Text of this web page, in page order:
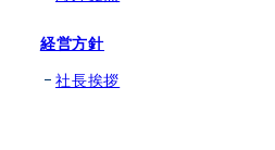
経営方針
社長挨拶